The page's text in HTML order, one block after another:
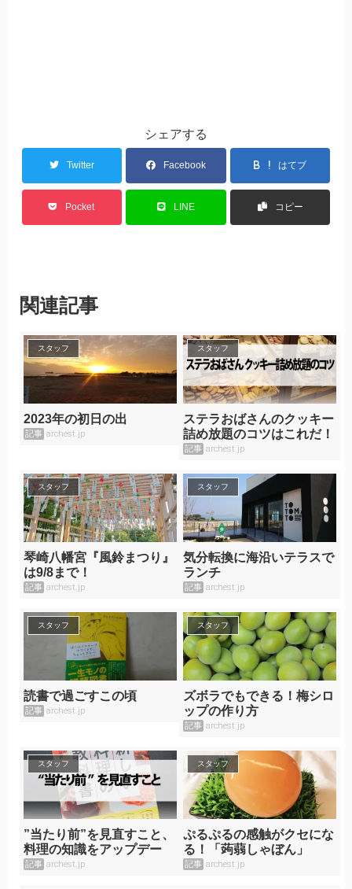
シェアする
Twitter Facebook はてブ
Pocket LINE コピー
関連記事
スタッフ
2023年の初日の出
記事 archest.jp
スタッフ
ステラおばさんのクッキー
詰め放題のコツはこれだ！
記事 archest.jp
スタッフ
琴崎八幡宮『風鈴まつり』
は9/8まで！
記事 archest.jp
スタッフ
気分転換に海沿いテラスで
ランチ
記事 archest.jp
スタッフ
読書で過ごすこの頃
記事 archest.jp
スタッフ
ズボラでもできる！梅シロ
ップの作り方
記事 archest.jp
スタッフ
”当たり前”を見直すこと、
料理の知識をアップデー
ト！
記事 archest.jp
スタッフ
ぷるぷるの感触がクセにな
る！「蒟蒻しゃぼん」
記事 archest.jp